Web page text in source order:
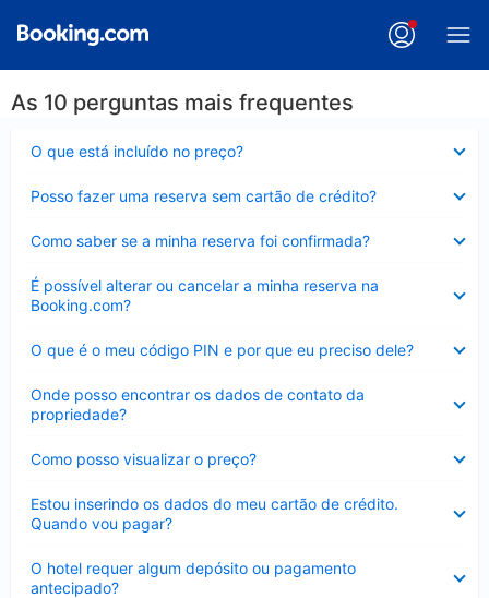
As 10 perguntas mais frequentes
O que está incluído no preço?
Posso fazer uma reserva sem cartão de crédito?
Como saber se a minha reserva foi confirmada?
É possível alterar ou cancelar a minha reserva na
Booking.com?
Contraído
O que é o meu código PIN e por que eu preciso dele?
Onde posso encontrar os dados de contato da
propriedade?
Como posso visualizar o preço?
Estou inserindo os dados do meu cartão de crédito.
Quando vou pagar?
O hotel requer algum depósito ou pagamento
antecipado?